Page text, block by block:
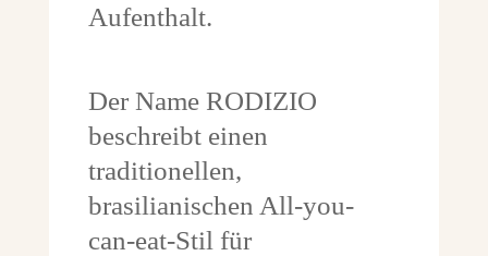
Aufenthalt.
Der Name RODIZIO
beschreibt einen
traditionellen,
brasilianischen All-you-
can-eat-Stil für